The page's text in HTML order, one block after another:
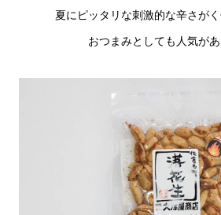
夏にピッタリな刺激的な辛さがく
おつまみとしても人気があ